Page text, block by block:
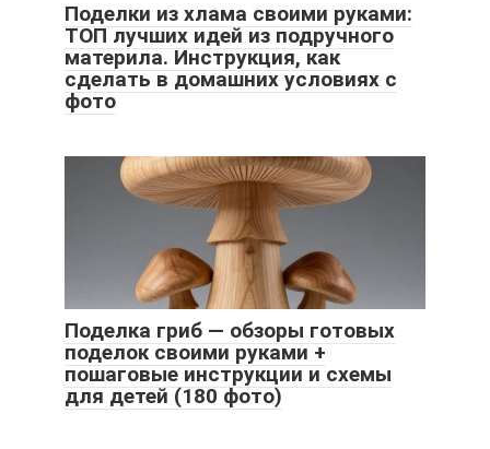
Поделки из хлама своими руками:
ТОП лучших идей из подручного
материла. Инструкция, как
сделать в домашних условиях с
фото
Поделка гриб — обзоры готовых
поделок своими руками +
пошаговые инструкции и схемы
для детей (180 фото)